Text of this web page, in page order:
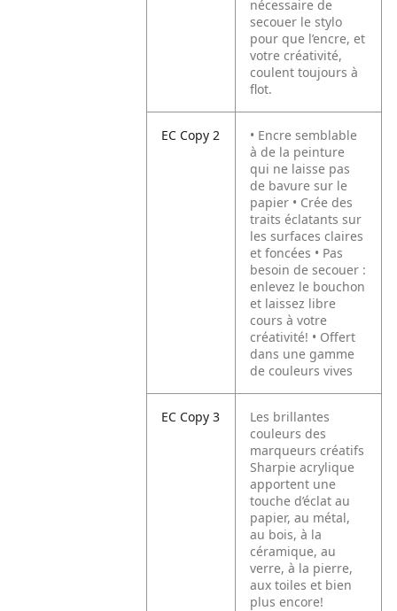
nécessaire de
secouer le stylo
pour que l’encre, et
votre créativité,
coulent toujours à
flot.
EC Copy 2
• Encre semblable
à de la peinture
qui ne laisse pas
de bavure sur le
papier • Crée des
traits éclatants sur
les surfaces claires
et foncées • Pas
besoin de secouer :
enlevez le bouchon
et laissez libre
cours à votre
créativité! • Offert
dans une gamme
de couleurs vives
EC Copy 3
Les brillantes
couleurs des
marqueurs créatifs
Sharpie acrylique
apportent une
touche d’éclat au
papier, au métal,
au bois, à la
céramique, au
verre, à la pierre,
aux toiles et bien
plus encore!